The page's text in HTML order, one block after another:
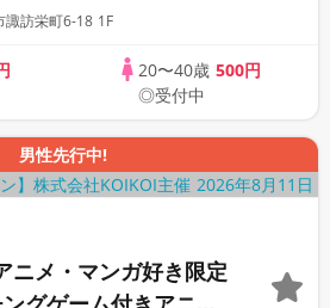
諏訪栄町6-18 1F
20〜40歳 500円
◎受付中
男性先行中!
ニメ・マンガ好き限定